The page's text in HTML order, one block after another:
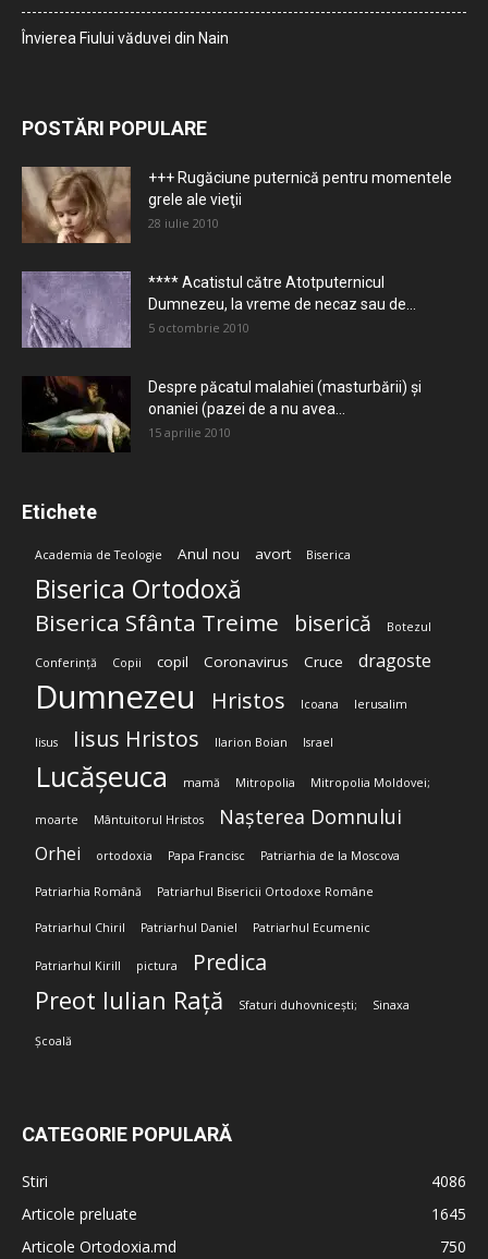
Învierea Fiului văduvei din Nain
POSTĂRI POPULARE
+++ Rugăciune puternică pentru momentele
grele ale vieţii
28 iulie 2010
**** Acatistul către Atotputernicul
Dumnezeu, la vreme de necaz sau de...
5 octombrie 2010
Despre păcatul malahiei (masturbării) şi
onaniei (pazei de a nu avea...
15 aprilie 2010
Etichete
Academia de Teologie Anul nou avort Biserica
Biserica Ortodoxă
Biserica Sfânta Treime biserică Botezul
Conferință Copii copil Coronavirus Cruce dragoste
Dumnezeu Hristos Icoana Ierusalim
Iisus Iisus Hristos Ilarion Boian Israel
Lucășeuca mamă Mitropolia Mitropolia Moldovei;
moarte Mântuitorul Hristos Nașterea Domnului
Orhei ortodoxia Papa Francisc Patriarhia de la Moscova
Patriarhia Română Patriarhul Bisericii Ortodoxe Române
Patriarhul Chiril Patriarhul Daniel Patriarhul Ecumenic
Patriarhul Kirill pictura Predica
Preot Iulian Rață Sfaturi duhovnicești; Sinaxa
Școală
CATEGORIE POPULARĂ
Stiri
4086
Articole preluate
1645
Articole Ortodoxia.md
750